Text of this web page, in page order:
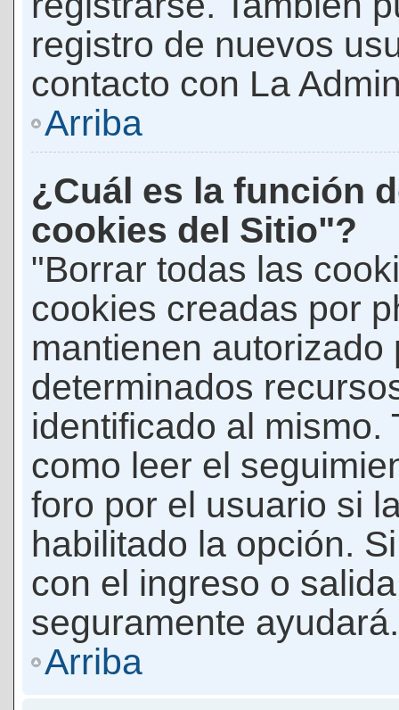
registro de nuevos
contacto con La
Arriba
¿Cuál es la función
cookies del Sitio"?
"Borrar todas las
cookies creadas por
mantienen autorizado
determinados
identificado al mismo.
como leer el
foro por el usuario si
habilitado la opción.
con el ingreso o
seguramente ayudará.
Arriba